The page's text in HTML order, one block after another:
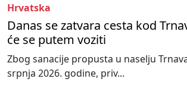
Hrvatska
Danas se zatvara cesta kod
će se putem voziti
Zbog sanacije propusta u naselju
srpnja 2026. godine, priv...